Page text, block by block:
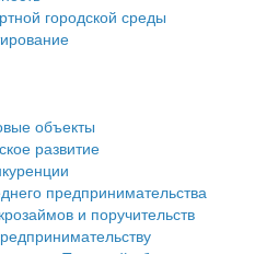
области
муниципального округа
ранее учтенных
городской среды
объекты
развитие
предпринимательства
и поручительств